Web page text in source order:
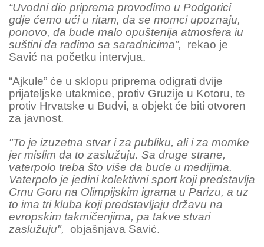
“Uvodni dio priprema provodimo u Podgorici
gdje ćemo ući u ritam, da se momci upoznaju,
ponovo, da bude malo opuštenija atmosfera iu
suštini da radimo sa saradnicima”, rekao je
Savić na početku intervjua.
“Ajkule” će u sklopu priprema odigrati dvije
prijateljske utakmice, protiv Gruzije u Kotoru, te
protiv Hrvatske u Budvi, a objekt će biti otvoren
za javnost.
"To je izuzetna stvar i za publiku, ali i za momke
jer mislim da to zaslužuju. Sa druge strane,
vaterpolo treba što više da bude u medijima.
Vaterpolo je jedini kolektivni sport koji predstavlja
Crnu Goru na Olimpijskim igrama u Parizu, a uz
to ima tri kluba koji predstavljaju državu na
evropskim takmičenjima, pa takve stvari
zaslužuju", objašnjava Savić.